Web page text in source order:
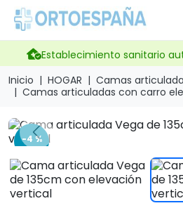
Establecimiento sanitario
Inicio
HOGAR
Camas
Camas articuladas con carro
-4 %Previous